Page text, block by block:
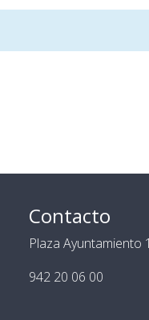
Contacto
Plaza Ayuntamiento
942 20 06 00